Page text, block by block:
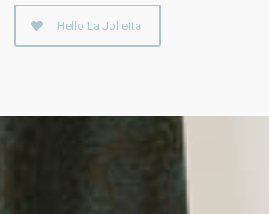
Hello La Jolietta